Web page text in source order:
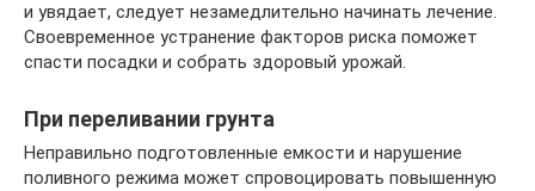
и увядает, следует незамедлительно начинать лечение.
Своевременное устранение факторов риска поможет
спасти посадки и собрать здоровый урожай.
При переливании грунта
Неправильно подготовленные емкости и нарушение
поливного режима может спровоцировать повышенную